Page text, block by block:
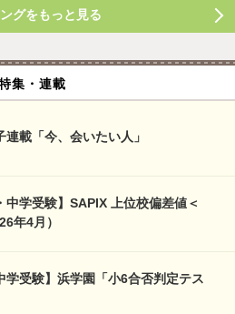
グをもっと見る
集・連載
載「今、会いたい人」
中学受験】SAPIX 上位校偏差値＜
年4月）
学受験】浜学園「小6合否判定テス